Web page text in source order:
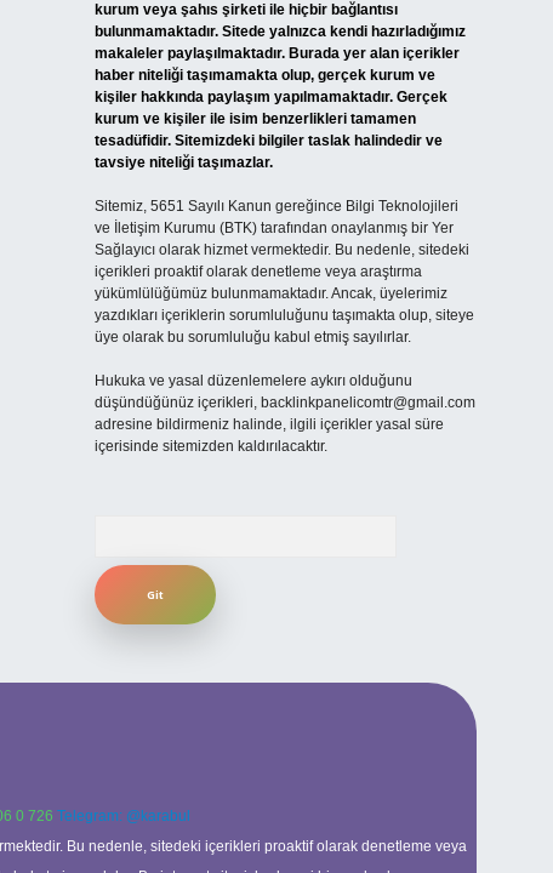
kurum veya şahıs şirketi ile hiçbir bağlantısı
bulunmamaktadır. Sitede yalnızca kendi hazırladığımız
makaleler paylaşılmaktadır. Burada yer alan içerikler
haber niteliği taşımamakta olup, gerçek kurum ve
kişiler hakkında paylaşım yapılmamaktadır. Gerçek
kurum ve kişiler ile isim benzerlikleri tamamen
tesadüfidir. Sitemizdeki bilgiler taslak halindedir ve
tavsiye niteliği taşımazlar.
Sitemiz, 5651 Sayılı Kanun gereğince Bilgi Teknolojileri
ve İletişim Kurumu (BTK) tarafından onaylanmış bir Yer
Sağlayıcı olarak hizmet vermektedir. Bu nedenle, sitedeki
içerikleri proaktif olarak denetleme veya araştırma
yükümlülüğümüz bulunmamaktadır. Ancak, üyelerimiz
yazdıkları içeriklerin sorumluluğunu taşımakta olup, siteye
üye olarak bu sorumluluğu kabul etmiş sayılırlar.
Hukuka ve yasal düzenlemelere aykırı olduğunu
düşündüğünüz içerikleri, backlinkpanelicomtr@gmail.com
adresine bildirmeniz halinde, ilgili içerikler yasal süre
içerisinde sitemizden kaldırılacaktır.
0 726 Telegram: @karabul
Bu nedenle, sitedeki içerikleri proaktif olarak denetleme veya